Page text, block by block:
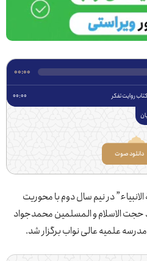
۰۰:۰۰
در نیم سال دوم با محوریت
و المسلمین محمدجواد